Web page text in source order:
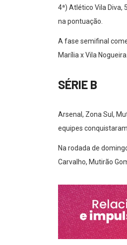
4ª) Atlético Vila Diva,
na pontuação.
A fase semifinal
Marília x Vila Nogueira.
SÉRIE B
Arsenal, Zona Sul,
equipes
Na rodada de
Carvalho, Mutirão